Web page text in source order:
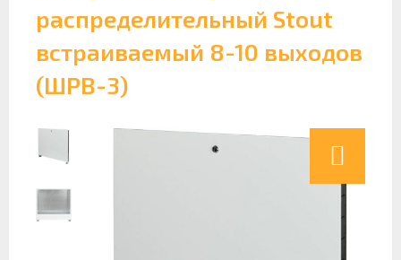
распределительный Stout
встраиваемый 8-10 выходов
(ШРВ-3)